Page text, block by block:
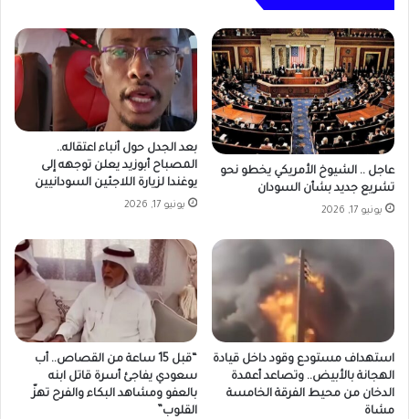
عاجل .. الشيوخ الأمريكي يخطو نحو
تشريع جديد بشأن السودان
يونيو 17, 2026
بعد الجدل حول أنباء اعتقاله..
المصباح أبوزيد يعلن توجهه إلى
يوغندا لزيارة اللاجئين السودانيين
يونيو 17, 2026
استهداف مستودع وقود داخل قيادة
الهجانة بالأبيض.. وتصاعد أعمدة
الدخان من محيط الفرقة الخامسة
مشاة
“قبل 15 ساعة من القصاص.. أب
سعودي يفاجئ أسرة قاتل ابنه
بالعفو ومشاهد البكاء والفرح تهزّ
القلوب”